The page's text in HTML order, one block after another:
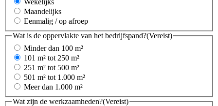
Wekelijks
Maandelijks
Eenmalig / op afroep
Wat is de oppervlakte van het bedrijfspand?(Vereist)
Minder dan 100 m²
101 m² tot 250 m²
251 m² tot 500 m²
501 m² tot 1.000 m²
Meer dan 1.000 m²
Wat zijn de werkzaamheden?(Vereist)